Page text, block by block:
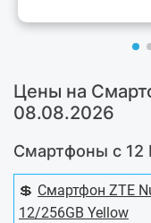
Цены на
08.08.2026
Смартфоны с
💲 Смартфон ZTE
12/256GB Yellow